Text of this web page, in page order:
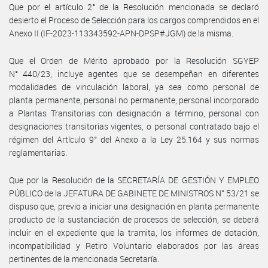
Que por el artículo 2° de la Resolución mencionada se declaró
desierto el Proceso de Selección para los cargos comprendidos en el
Anexo II (IF-2023-113343592-APN-DPSP#JGM) de la misma.
Que el Orden de Mérito aprobado por la Resolución SGYEP
N° 440/23, incluye agentes que se desempeñan en diferentes
modalidades de vinculación laboral, ya sea como personal de
planta permanente, personal no permanente, personal incorporado
a Plantas Transitorias con designación a término, personal con
designaciones transitorias vigentes, o personal contratado bajo el
régimen del Artículo 9° del Anexo a la Ley 25.164 y sus normas
reglamentarias.
Que por la Resolución de la SECRETARÍA DE GESTIÓN Y EMPLEO
PÚBLICO de la JEFATURA DE GABINETE DE MINISTROS N° 53/21 se
dispuso que, previo a iniciar una designación en planta permanente
producto de la sustanciación de procesos de selección, se deberá
incluir en el expediente que la tramita, los informes de dotación,
incompatibilidad y Retiro Voluntario elaborados por las áreas
pertinentes de la mencionada Secretaría.